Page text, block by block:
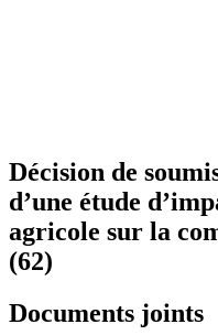
Décision de
d’une étude
agricole sur la
(62)
Documents joints